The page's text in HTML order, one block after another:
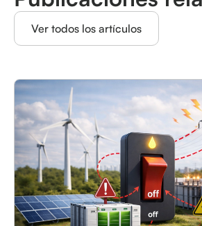
Ver todos los artículos